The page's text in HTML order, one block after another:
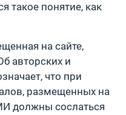
такое понятие, как
на сайте,
авторских и
что при
размещенных на
должны сослаться